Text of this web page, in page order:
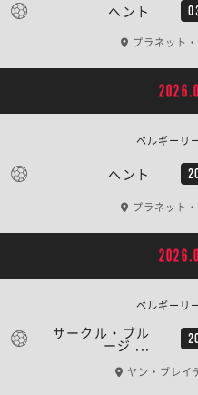
ヘント
プラネット
ヘント
ベルギー
プラネット
サークル・ブル
ージ ...
ベルギー
ヤン・ブレイ